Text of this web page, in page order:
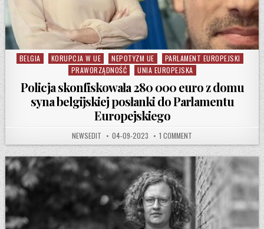
Posted in
BELGIA KORUPCJA W UE NEPOTYZM UE
PARLAMENT EUROPEJSKI
PRAWORZĄDNOŚĆ
UNIA EUROPEJSKA
Policja skonfiskowała 280 000 euro z domu
syna belgijskiej posłanki do Parlamentu
Europejskiego
AUTHOR:
NEWSEDIT PUBLISHED DATE:
04-09-2023 1 COMMENT ON POLICJA